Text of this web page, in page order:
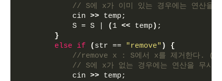
// S에 x가 이미 있는 경우에는 연산을
            cin
>> temp;
            S = S |
( 1 << temp ) ;
}
else
if ( str == "remove" )
{
//remove x : S에서 x를 제거한다.
// S에 x가 없는 경우에는 연산을 무시
            cin
>> temp;